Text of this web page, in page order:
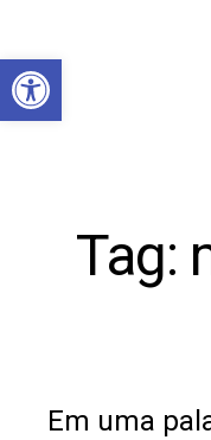
Abrir a
Tag:
Em uma